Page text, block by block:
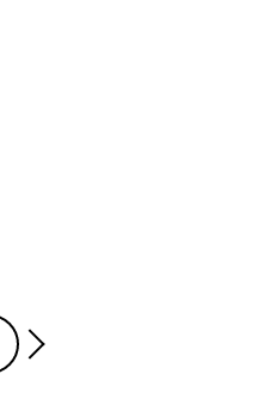
Jung的新美丽